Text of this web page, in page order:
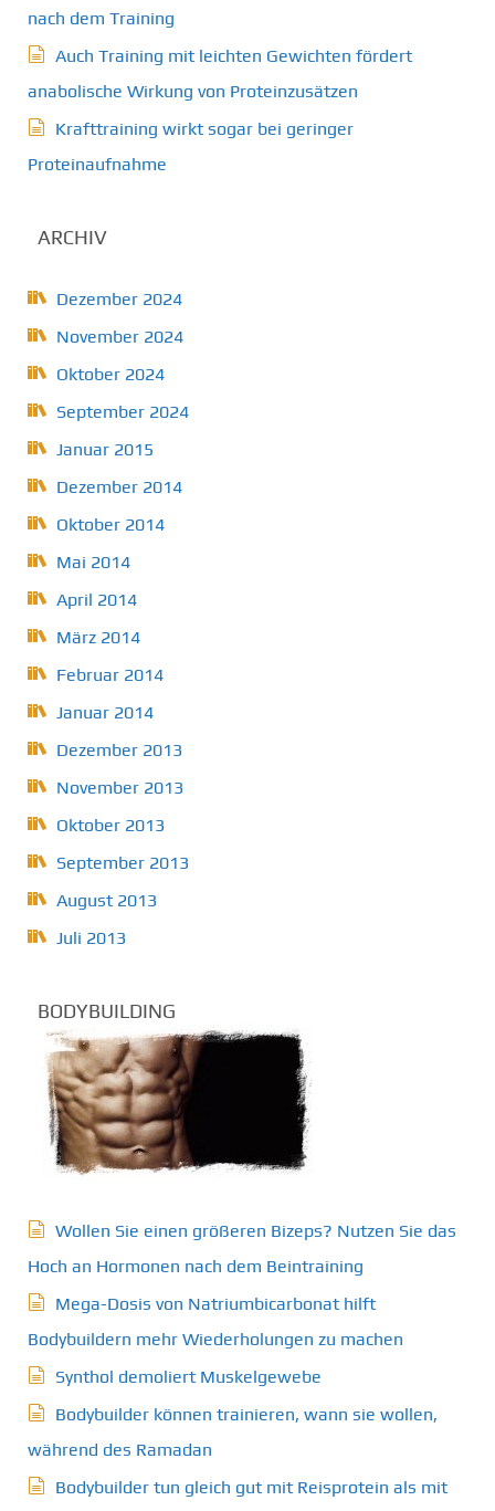
nach dem Training
Auch Training mit leichten Gewichten fördert
anabolische Wirkung von Proteinzusätzen
Krafttraining wirkt sogar bei geringer
Proteinaufnahme
ARCHIV
Dezember 2024
November 2024
Oktober 2024
September 2024
Januar 2015
Dezember 2014
Oktober 2014
Mai 2014
April 2014
März 2014
Februar 2014
Januar 2014
Dezember 2013
November 2013
Oktober 2013
September 2013
August 2013
Juli 2013
BODYBUILDING
Wollen Sie einen größeren Bizeps? Nutzen Sie das
Hoch an Hormonen nach dem Beintraining
Mega-Dosis von Natriumbicarbonat hilft
Bodybuildern mehr Wiederholungen zu machen
Synthol demoliert Muskelgewebe
Bodybuilder können trainieren, wann sie wollen,
während des Ramadan
Bodybuilder tun gleich gut mit Reisprotein als mit